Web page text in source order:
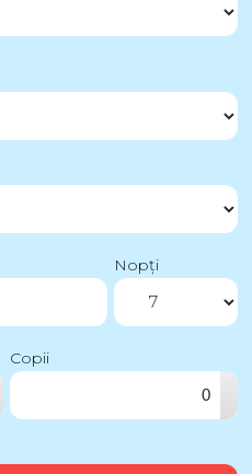
Nopți
▴
▾
Copii